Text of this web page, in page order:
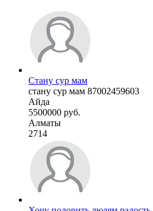
Стану сур мам
стану сур мам 87002459603
Айда
5500000 руб.
Алматы
2714